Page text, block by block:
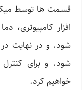
قسمت ها توسط
افزار کامپیوتری،
شود. و در نهایت در
شود. و برای کنترل
خواهیم کرد.